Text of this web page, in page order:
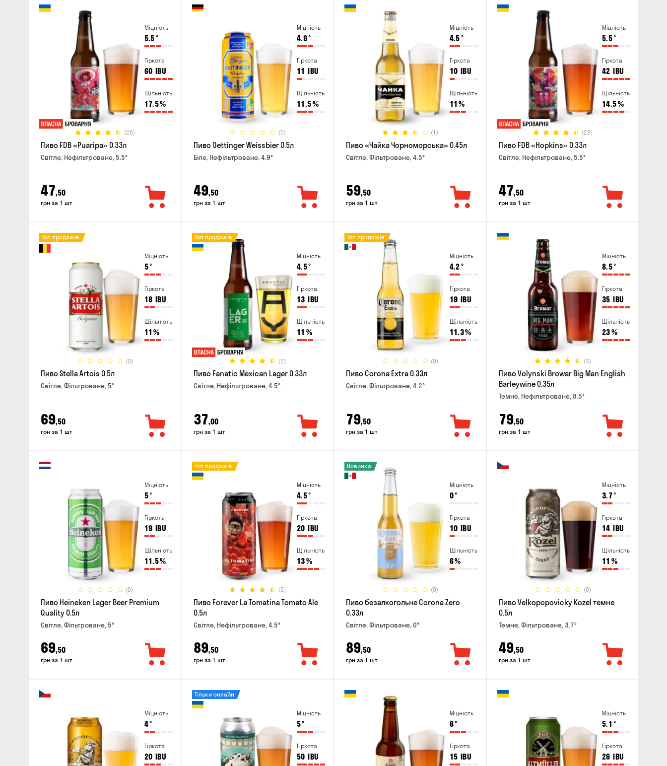
Міцність
5.5°
Гіркота
60 IBU
Щільність
17.5%
(26)
Пиво FDB «Puaripa» 0.33л
Світле, Нефільтроване, 5.5°
47,50
грн за 1 шт
Міцність
4.9°
Гіркота
11 IBU
Щільність
11.5%
(0)
Пиво Oettinger Weissbier 0.5л
Біле, Нефільтроване, 4.9°
49,50
грн за 1 шт
Міцність
4.5°
Гіркота
10 IBU
Щільність
11 %
(1)
Пиво «Чайка Чорноморська» 0.45л
Світле, Фільтроване, 4.5°
59,50
грн за 1 шт
Міцність
5.5°
Гіркота
42 IBU
Щільність
14.5%
(28)
Пиво FDB «Hopkins» 0.33л
Світле, Нефільтроване, 5.5°
47,50
грн за 1 шт
Міцність
5°
Гіркота
18 IBU
Щільність
11 %
(0)
Топ продажів
Пиво Stella Artois 0.5л
Світле, Фільтроване, 5°
69,50
грн за 1 шт
Міцність
4.5°
Гіркота
13 IBU
Щільність
11 %
(2)
Топ продажів
Пиво Fanatic Mexican Lager 0.33л
Світле, Нефільтроване, 4.5°
37,00
грн за 1 шт
Міцність
4.2°
Гіркота
19 IBU
Щільність
11.3%
(0)
Топ продажів
Пиво Corona Extra 0.33л
Світле, Фільтроване, 4.2°
79,50
грн за 1 шт
Міцність
8.5°
Гіркота
35 IBU
Щільність
23%
(3)
Пиво Volynski Browar Big Man English
Barleywine 0.35л
Темне, Нефільтроване, 8.5°
79,50
грн за 1 шт
Міцність
5°
Гіркота
19 IBU
Щільність
11.5%
(0)
Пиво Heineken Lager Beer Premium
Quality 0.5л
Світле, Фільтроване, 5°
69,50
грн за 1 шт
Міцність
4.5°
Гіркота
20 IBU
Щільність
13%
(5)
Топ продажів
Пиво Forever La Tomatina Tomato Ale
0.5л
Світле, Нефільтроване, 4.5°
89,50
грн за 1 шт
Міцність
0°
Гіркота
10 IBU
Щільність
6%
(0)
Новинка
Пиво безалкогольне Corona Zero
0.33л
Світле, Фільтроване, 0°
89,50
грн за 1 шт
Міцність
3.7°
Гіркота
14 IBU
Щільність
11 %
(0)
Пиво Velkopopovicky Kozel темне
0.5л
Темне, Фільтроване, 3.7°
49,50
грн за 1 шт
Міцність
4°
Гіркота
20 IBU
Міцність
5°
Гіркота
50 IBU
Тільки онлайн
Міцність
6°
Гіркота
15 IBU
Міцність
5.1 °
Гіркота
26 IBU